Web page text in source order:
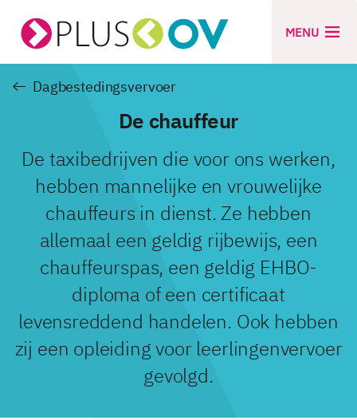
MENU
Dagbestedingsvervoer
De chauffeur
De taxibedrijven die voor ons werken,
hebben mannelijke en vrouwelijke
chauffeurs in dienst. Ze hebben
allemaal een geldig rijbewijs, een
chauffeurspas, een geldig EHBO-
diploma of een certificaat
levensreddend handelen. Ook hebben
zij een opleiding voor leerlingenvervoer
gevolgd.